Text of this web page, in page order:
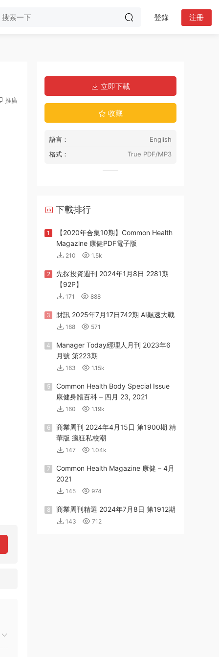
登錄 注冊
推廣
立即下載
收藏
語言：
English
格式：
True PDF/MP3
下載排行
1
【2020年合集10期】Common Health
Magazine 康健PDF電子版
210 1.5k
2
先探投資週刊 2024年1月8日 2281期
【92P】
171 888
3 財訊 2025年7月17日742期 AI飆速大戰
168 571
4
Manager Today經理人月刊 2023年6
月號 第223期
163 1.15k
5
Common Health Body Special Issue
康健身體百科 – 四月 23, 2021
160 1.19k
6
商業周刊 2024年4月15日 第1900期 精
華版 瘋狂私校潮
147 1.04k
7
Common Health Magazine 康健 – 4月
2021
145 974
8 商業周刊精選 2024年7月8日 第1912期
143 712